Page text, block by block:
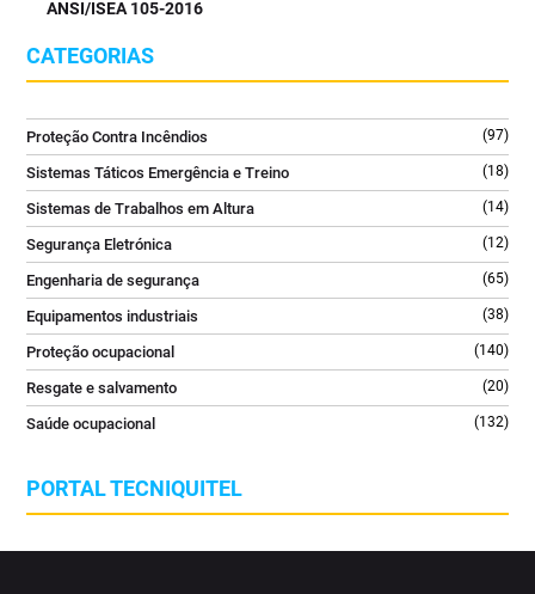
#ProteçãoContraIncendios #GLORIA
2 0
ANSI/ISEA 105-2016
CATEGORIAS
Proteção Contra Incêndios (97)
Sistemas Táticos Emergência e Treino (18)
Sistemas de Trabalhos em Altura (14)
Segurança Eletrónica (12)
Engenharia de segurança (65)
Equipamentos industriais (38)
Proteção ocupacional (140)
Resgate e salvamento (20)
Saúde ocupacional (132)
PORTAL TECNIQUITEL